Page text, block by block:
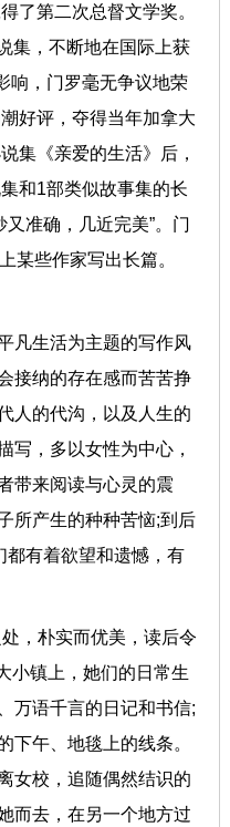
了第二次总督文学奖。
集，不断地在国际上获
响，门罗毫无争议地荣
好评，夺得当年加拿大
集《亲爱的生活》后，
和1部类似故事集的长
准确，几近完美”。门
上某些作家写出长篇。
凡生活为主题的写作风
接纳的存在感而苦苦挣
人的代沟，以及人生的
写，多以女性为中心，
带来阅读与心灵的震
所产生的种种苦恼;到后
都有着欲望和遗憾，有
，朴实而优美，读后令
小镇上，她们的日常生
万语千言的日记和书信;
午、地毯上的线条。
女校，追随偶然结识的
而去，在另一个地方过